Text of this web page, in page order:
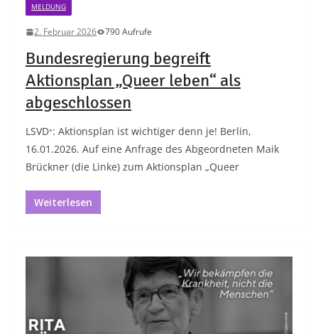
MELDUNG
2. Februar 2026 790 Aufrufe
Bundesregierung begreift
Aktionsplan „Queer leben“ als
abgeschlossen
LSVD⁺: Aktionsplan ist wichtiger denn je! Berlin,
16.01.2026. Auf eine Anfrage des Abgeordneten Maik
Brückner (die Linke) zum Aktionsplan „Queer
Weiterlesen